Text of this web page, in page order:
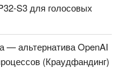
S3 для голосовых
— альтернатива OpenAI
(Краудфандинг)